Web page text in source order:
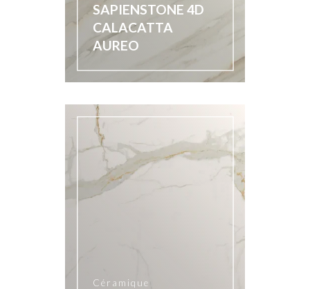
SAPIENSTONE 4D
CALACATTA
AUREO
Céramique